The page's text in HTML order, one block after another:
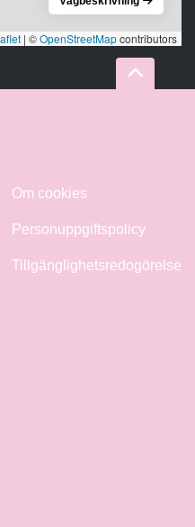
| ©OpenStreetMapcontributors
Om cookies
Personuppgiftspolicy
Tillgänglighetsredogörelse